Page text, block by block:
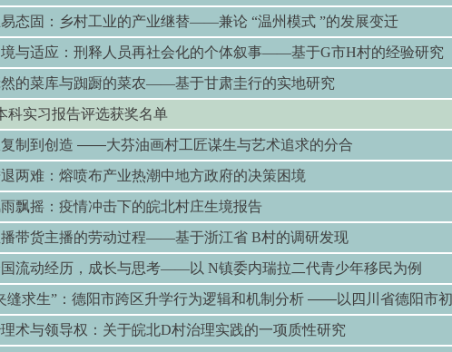
态固：乡村工业的产业继替——兼论 “温州模式 ”的发展变迁
境与适应：刑释人员再社会化的个体叙事——基于G市H村的经验研究
然的菜库与踟蹰的菜农——基于甘肃圭行的实地研究
科实习报告评选获奖名单
制到创造 ——⼤芬油画村⼯ 匠谋⽣与艺术追求的分合
两难：熔喷布产业热潮中地方政府的决策困境
雨飘摇：疫情冲击下的皖北村庄生境报告
带货主播的劳动过程——基于浙江省 B村的调研发现
流动经历，成长与思考——以 N镇委内瑞拉二代青少年移民为例
缝求生”：德阳市跨区升学行为逻辑和机制分析 ——以四川省德阳市
术与领导权：关于皖北D村治理实践的一项质性研究